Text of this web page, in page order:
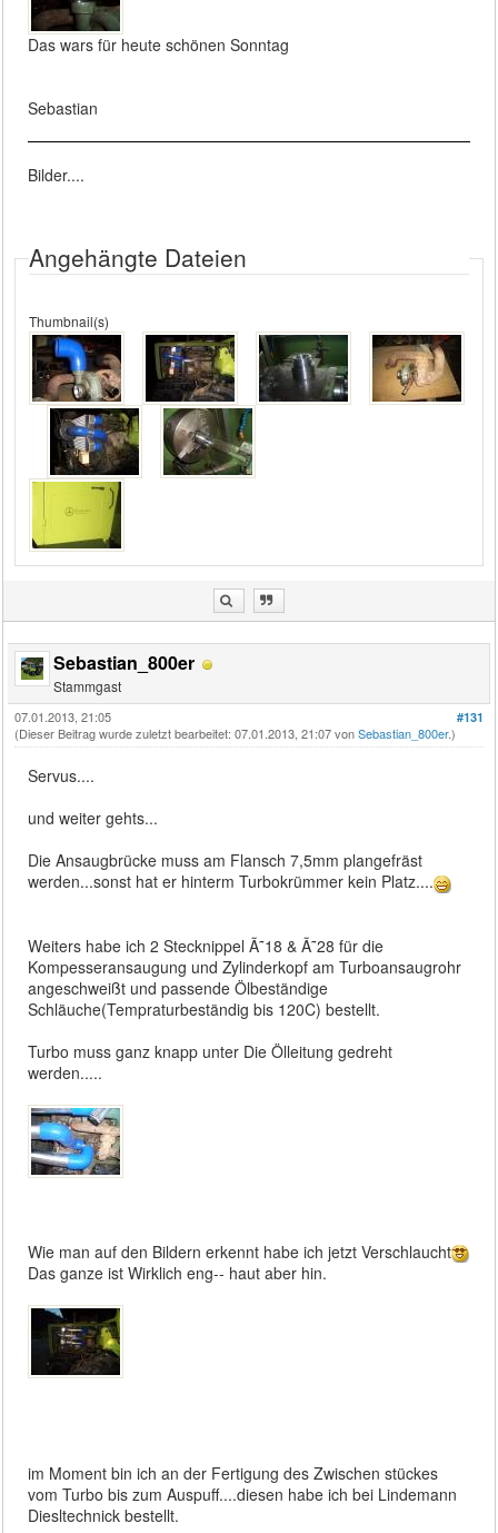
Das wars für heute schönen Sonntag
Sebastian
Bilder....
Angehängte Dateien
Thumbnail(s)
Sebastian_800er
Stammgast
#131
07.01.2013, 21:05
(Dieser Beitrag wurde zuletzt bearbeitet: 07.01.2013, 21:07 vonSebastian_800er.)
Servus....
und weiter gehts...
Die Ansaugbrücke muss am Flansch 7,5mm plangefräst
werden...sonst hat er hinterm Turbokrümmer kein Platz....
Weiters habe ich 2 Stecknippel Ã˜18 & Ã˜28 für die
Kompesseransaugung und Zylinderkopf am Turboansaugrohr
angeschweißt und passende Ölbeständige
Schläuche(Tempraturbeständig bis 120C) bestellt.
Turbo muss ganz knapp unter Die Ölleitung gedreht
werden.....
Wie man auf den Bildern erkennt habe ich jetzt Verschlaucht
Das ganze ist Wirklich eng-- haut aber hin.
im Moment bin ich an der Fertigung des Zwischen stückes
vom Turbo bis zum Auspuff....diesen habe ich bei Lindemann
Diesltechnick bestellt.